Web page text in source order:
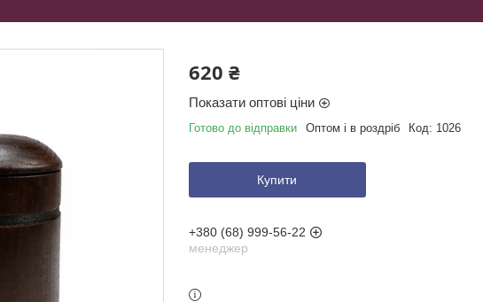
620 ₴
Показати оптові ціни
Готово до відправки Оптом і в роздріб Код: 1026
Купити
+380 (68) 999-56-22
менеджер